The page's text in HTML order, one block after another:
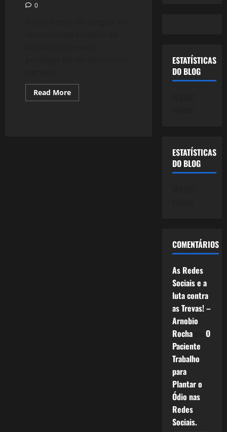
0
Read MoreRead
more
ESTATÍSTICAS
DO BLOG
ESTATÍSTICAS
DO BLOG
COMENTÁRIOS
As Redes
Sociais e a
luta contra
as Trevas! –
Arnobio
Rochaem O
Paciente
Trabalho
para
Plantar o
Ódio nas
Redes
Sociais.